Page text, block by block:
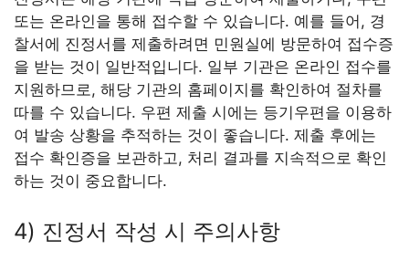
또는 온라인을 통해 접수할 수 있습니다. 예를 들어, 경
찰서에 진정서를 제출하려면 민원실에 방문하여 접수증
을 받는 것이 일반적입니다. 일부 기관은 온라인 접수를
지원하므로, 해당 기관의 홈페이지를 확인하여 절차를
따를 수 있습니다. 우편 제출 시에는 등기우편을 이용하
여 발송 상황을 추적하는 것이 좋습니다. 제출 후에는
접수 확인증을 보관하고, 처리 결과를 지속적으로 확인
하는 것이 중요합니다.
4) 진정서 작성 시 주의사항